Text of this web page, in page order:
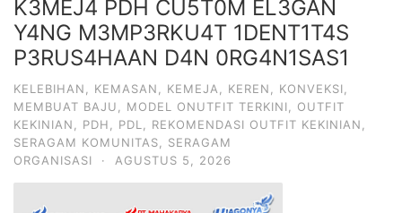
K3MEJ4 PDH CU5T0M EL3GAN
Y4NG M3MP3RKU4T 1DENT1T4S
P3RUS4HAAN D4N 0RG4N1SAS1
KELEBIHAN KEMASAN KEMEJA KEREN KONVEKSI
MEMBUAT BAJU
MODEL ONUTFIT TERKINI
OUTFIT
KEKINIAN
PDH PDL REKOMENDASI OUTFIT KEKINIAN
SERAGAM KOMUNITAS
SERAGAM
ORGANISASI
· AGUSTUS 5, 2026